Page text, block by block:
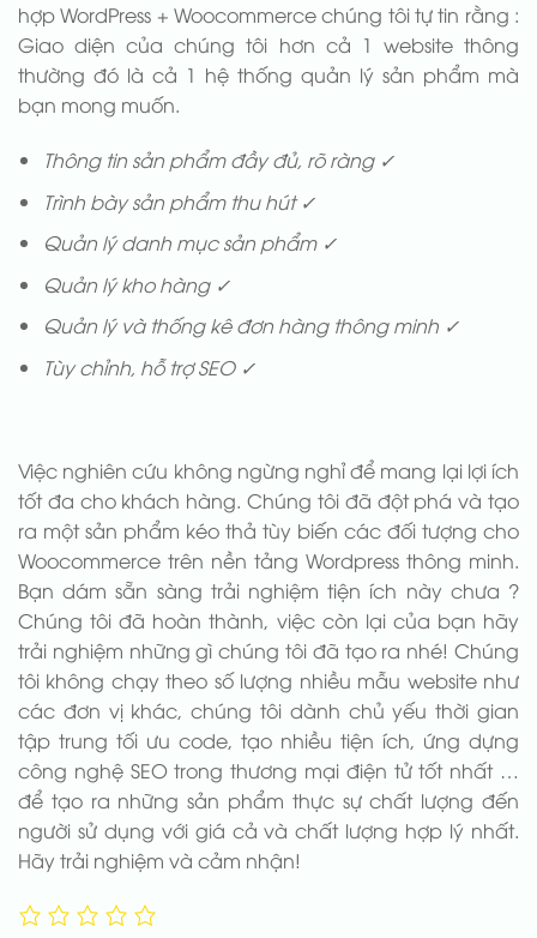
hợp WordPress + Woocommerce chúng tôi tự tin rằng :
Giao diện của chúng tôi hơn cả 1 website thông
thường đó là cả 1 hệ thống quản lý sản phẩm mà
bạn mong muốn.
Thông tin sản phẩm đầy đủ, rõ ràng ✓
Trình bày sản phẩm thu hút ✓
Quản lý danh mục sản phẩm ✓
Quản lý kho hàng ✓
Quản lý và thống kê đơn hàng thông minh ✓
Tùy chỉnh, hỗ trợ SEO ✓
Việc nghiên cứu không ngừng nghỉ để mang lại lợi ích
tốt đa cho khách hàng. Chúng tôi đã đột phá và tạo
ra một sản phẩm kéo thả tùy biến các đối tượng cho
Woocommerce trên nền tảng Wordpress thông minh.
Bạn dám sẵn sàng trải nghiệm tiện ích này chưa ?
Chúng tôi đã hoàn thành, việc còn lại của bạn hãy
trải nghiệm những gì chúng tôi đã tạo ra nhé! Chúng
tôi không chạy theo số lượng nhiều mẫu website như
các đơn vị khác, chúng tôi dành chủ yếu thời gian
tập trung tối ưu code, tạo nhiều tiện ích, ứng dựng
công nghệ SEO trong thương mại điện tử tốt nhất …
để tạo ra những sản phẩm thực sự chất lượng đến
người sử dụng với giá cả và chất lượng hợp lý nhất.
Hãy trải nghiệm và cảm nhận!